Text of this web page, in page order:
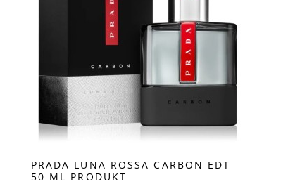
PRADA LUNA ROSSA CARBON EDT
50 ML PRODUKT